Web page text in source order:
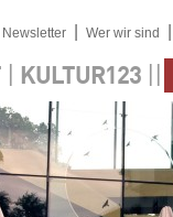
Newsletter Wer wir sind
KULTUR123